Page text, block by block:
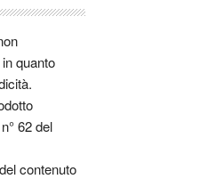
quanto
62 del
contenuto